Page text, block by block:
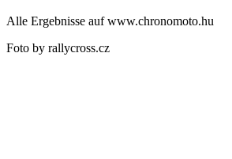
Alle Ergebnisse auf www.chronomoto.hu
Foto by rallycross.cz